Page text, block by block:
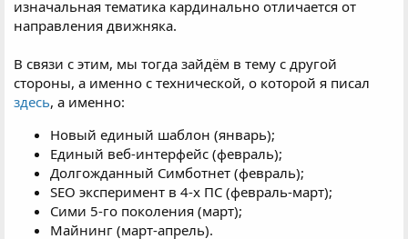
изначальная тематика кардинально отличается от
направления движняка.
В связи с этим, мы тогда зайдём в тему с другой
стороны, а именно с технической, о которой я писал
здесь, а именно:
Новый единый шаблон (январь);
Единый веб-интерфейс (февраль);
Долгожданный Симботнет (февраль);
SEO эксперимент в 4-х ПС (февраль-март);
Сими 5-го поколения (март);
Майнинг (март-апрель).